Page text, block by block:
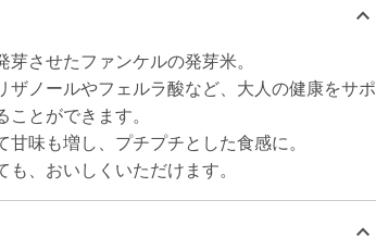
keyboard_arrow_up
させたファンケルの発芽米。
ザノールやフェルラ酸など、大人の健康をサポ
とができます。
甘味も増し、プチプチとした食感に。
、おいしくいただけます。
keyboard_arrow_up